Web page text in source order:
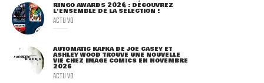
RINGO AWARDS 2026 : DÉCOUVREZ
L'ENSEMBLE DE LA SÉLECTION !
ACTU VO
AUTOMATIC KAFKA DE JOE CASEY ET
ASHLEY WOOD TROUVE UNE NOUVELLE
VIE CHEZ IMAGE COMICS EN NOVEMBRE
2026
ACTU VO